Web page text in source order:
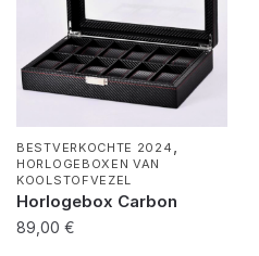
BESTVERKOCHTE 2024
HORLOGEBOXEN VAN
KOOLSTOFVEZEL
Horlogebox Carbon
89,00 €